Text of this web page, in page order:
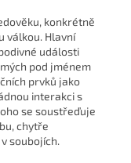
konkrétně
válkou. Hlavní
události
pod jménem
prvků jako
interakci s
se soustřeďuje
chytře
soubojích.